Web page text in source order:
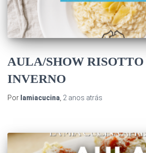
AULA/SHOW RISOTTO
INVERNO
Por lamiacucina 2 anos atrás